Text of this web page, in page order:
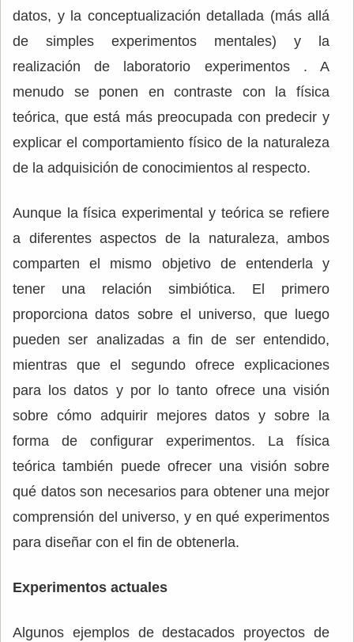
datos, y la conceptualización detallada (más allá
de simples experimentos mentales) y la
realización de laboratorio experimentos . A
menudo se ponen en contraste con la física
teórica, que está más preocupada con predecir y
explicar el comportamiento físico de la naturaleza
de la adquisición de conocimientos al respecto.
Aunque la física experimental y teórica se refiere
a diferentes aspectos de la naturaleza, ambos
comparten el mismo objetivo de entenderla y
tener una relación simbiótica. El primero
proporciona datos sobre el universo, que luego
pueden ser analizadas a fin de ser entendido,
mientras que el segundo ofrece explicaciones
para los datos y por lo tanto ofrece una visión
sobre cómo adquirir mejores datos y sobre la
forma de configurar experimentos. La física
teórica también puede ofrecer una visión sobre
qué datos son necesarios para obtener una mejor
comprensión del universo, y en qué experimentos
para diseñar con el fin de obtenerla.
Experimentos actuales
Algunos ejemplos de destacados proyectos de